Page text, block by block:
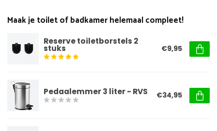
Maak je toilet of badkamer helemaal compleet!
Reserve toiletborstels 2
stuks €9,95
Pedaalemmer 3 liter - RVS €34,95